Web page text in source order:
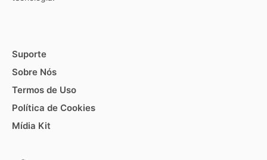
Suporte
Sobre Nós
Termos de Uso
Política de Cookies
Mídia Kit